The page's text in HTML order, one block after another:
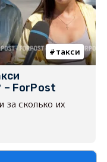
такси
ForPost
за сколько их